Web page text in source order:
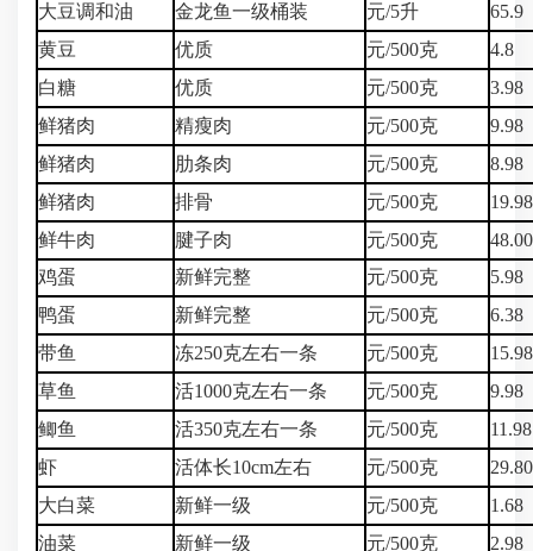
大豆调和油
金龙鱼一级桶装 元/5升
65.9
黄豆
优质 元/500克
4.8
白糖
优质 元/500克
3.98
鲜猪肉
精瘦肉 元/500克
9.98
鲜猪肉
肋条肉 元/500克
8.98
鲜猪肉
排骨 元/500克
19.98
鲜牛肉
腱子肉 元/500克
鸡蛋
新鲜完整 元/500克
5.98
鸭蛋
新鲜完整 元/500克
6.38
带鱼
冻250克左右一条 元/500克
15.98
草鱼
活1000克左右一条 元/500克
9.98
鲫鱼
活350克左右一条 元/500克
11.98
虾
活体长10cm左右 元/500克
大白菜
新鲜一级 元/500克
1.68
油菜
新鲜一级 元/500克
2.98